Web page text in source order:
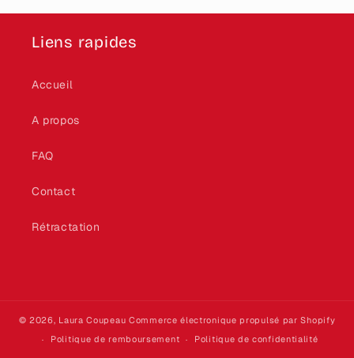
Liens rapides
Accueil
A propos
FAQ
Contact
Rétractation
© 2026, Laura Coupeau Commerce électronique propulsé par Shopify
Politique de remboursement
Politique de confidentialité